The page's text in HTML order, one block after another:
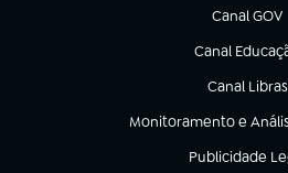
Canal GOV
(abre em
Canal
(abre em nova
Canal Libras
(abre em
Monitoramento e
(abre em nova aba)
Publicidade
(abre em nova